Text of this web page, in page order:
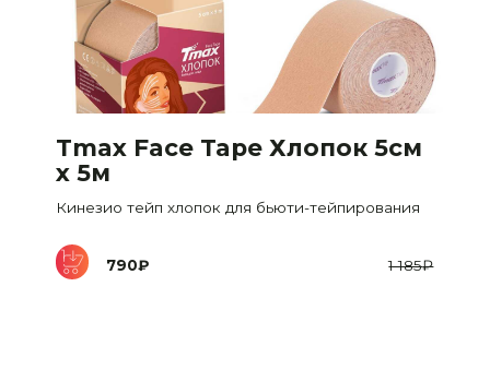
Tmax Face Tape Хлопок 5см
х 5м
Кинезио тейп хлопок для бьюти-тейпирования
1 185₽
790₽